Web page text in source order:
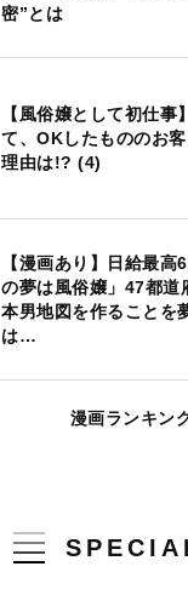
密”とは
【風俗嬢として初仕
て、OKしたもののお
理由は!? (4)
【漫画あり】日給最
の夢は風俗嬢」47都道
本男地図を作ることを
は…
漫画ランキン